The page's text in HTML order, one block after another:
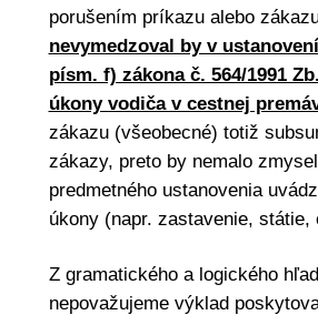
porušením príkazu alebo
nevymedzoval by v
písm. f) zákona č. 564/1991
úkony vodiča v cestnej
zákazu (všeobecné) totiž
zákazy, preto by nemalo
predmetného ustanovenia
úkony (napr. zastavenie, státie,
Z gramatického a logického
nepovažujeme výklad